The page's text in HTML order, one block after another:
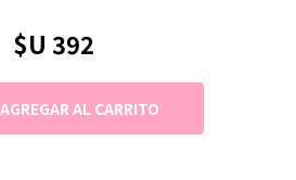
$U 392